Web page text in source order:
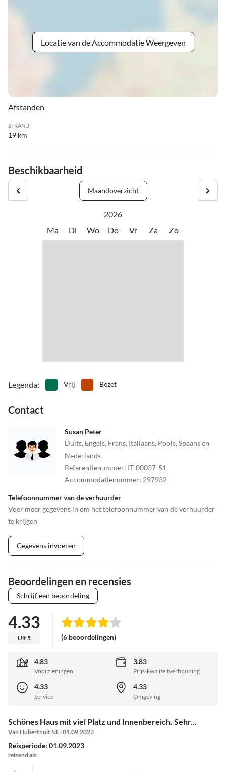
Locatie van de Accommodatie Weergeven
Afstanden
STRAND
19 km
Beschikbaarheid
Maandoverzicht
2026
Ma
Di Wo Do Vr Za Zo
Legenda: Vrij Bezet
Contact
Susan Peter
Duits, Engels, Frans, Italiaans, Pools, Spaans en
Nederlands
Referentienummer: IT-00037-51
Accommodatienummer: 297932
Telefoonnummer van de verhuurder
Voer meer gegevens in om het telefoonnummer van de verhuurder
te krijgen
Gegevens invoeren
Beoordelingen en recensies
Schrijf een beoordeling
4.33
Uit 5 (6 beoordelingen)
4.83
Voorzieningen
3.83
Prijs-kwaliteitverhouding
4.33
Service
4.33
Omgeving
Schönes Haus mit viel Platz und Innenbereich. Sehr...
Van Huberts uit NL · 01.09.2023
Reisperiode: 01.09.2023
reizend als: